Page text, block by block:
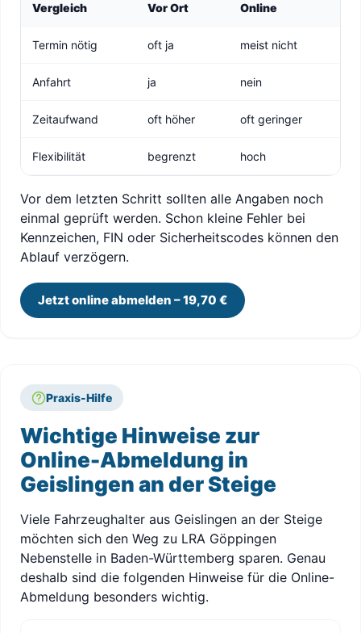
Vergleich Vor Ort Online
Termin nötig oft ja meist nicht
Anfahrt ja nein
Zeitaufwand oft höher oft geringer
Flexibilität begrenzt hoch
Vor dem letzten Schritt sollten alle Angaben noch
einmal geprüft werden. Schon kleine Fehler bei
Kennzeichen, FIN oder Sicherheitscodes können den
Ablauf verzögern.
Jetzt online abmelden – 19,70 €
Praxis-Hilfe
Wichtige Hinweise zur
Online-Abmeldung in
Geislingen an der Steige
Viele Fahrzeughalter aus Geislingen an der Steige
möchten sich den Weg zu LRA Göppingen
Nebenstelle in Baden-Württemberg sparen. Genau
deshalb sind die folgenden Hinweise für die Online-
Abmeldung besonders wichtig.